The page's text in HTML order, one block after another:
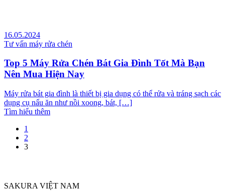
16.05.2024
Tư vấn máy rửa chén
Top 5 Máy Rửa Chén Bát Gia Đình Tốt Mà Bạn
Nên Mua Hiện Nay
Máy rửa bát gia đình là thiết bị gia dụng có thể rửa và tráng sạch các
dụng cụ nấu ăn như nồi xoong, bát, […]
Tìm hiểu thêm
1
2
3
SAKURA VIỆT NAM